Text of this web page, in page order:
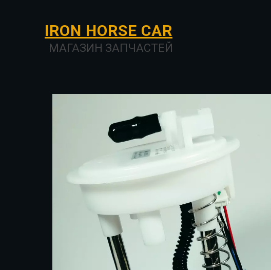
I­­RON HORSE ­­­­­­CAR
МАГАЗИН ЗАПЧАСТЕЙ